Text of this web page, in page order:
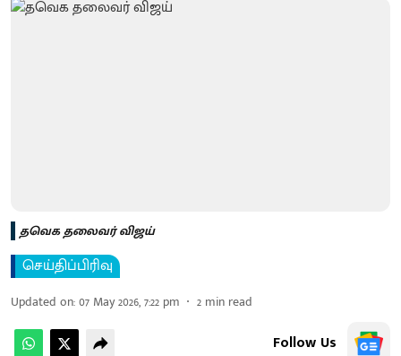
தவெக தலைவர் விஜய்
செய்திப்பிரிவு
Updated on:07 May 2026, 7:22 pm 2 min read
Follow Us